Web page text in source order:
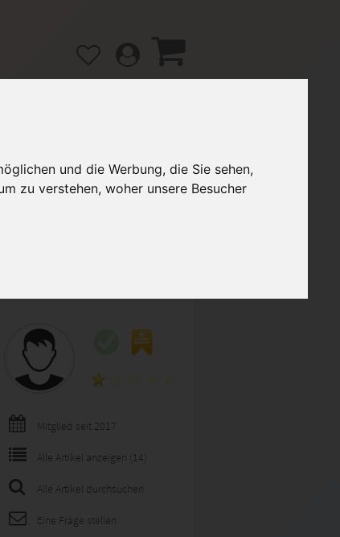
und die Werbung, die Sie sehen,
zu verstehen, woher unsere Besucher
Hilfe / FAQ
Mitglied seit 2017
Alle Artikel anzeigen (14)
Alle Artikel durchsuchen
Eine Frage stellen